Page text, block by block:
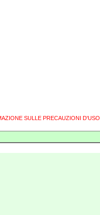
SULLE PRECAUZIONI D'USO